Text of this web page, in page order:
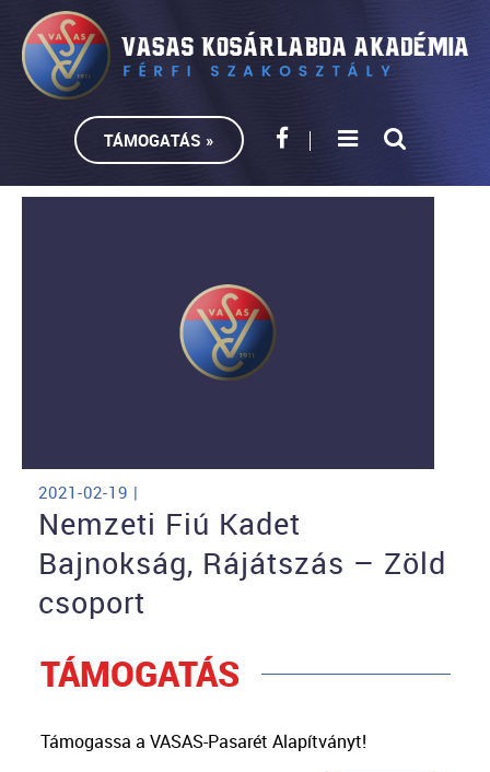
TÁMOGATÁS »
2021-02-19 |
Nemzeti Fiú Kadet
Bajnokság, Rájátszás – Zöld
csoport
TÁMOGATÁS
Támogassa a VASAS-Pasarét Alapítványt!